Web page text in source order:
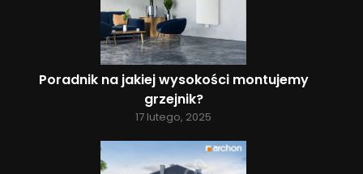
Poradnik na jakiej wysokości montujemy
grzejnik?
17 lutego, 2025